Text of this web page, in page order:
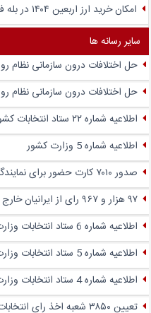
امکان خرید ارز اربعین ۱۴۰۴ در بله فراهم است
سایر رسانه ها
حل اختلافات درون سازمانی نظام
حل اختلافات درون سازمانی نظام
اطلاعیه شماره ۲۲ ستاد انتخابات کشور - تمدید اخذ رای تا ساعت ۲۲
اطلاعیه شماره 5 وزارت کشور
صدور ۷۰۱۰ کارت حضور برای نمایندگان نامزدها در شعب اخذ رای تهران
۹۷ هزار و ۹۶۷ رای از ایرانیان خارج از کشور در مرحله اول انتخابات اخذ شد
اطلاعیه شماره 6 ستاد انتخابات وزارت کشور اعلام شد
اطلاعیه شماره 5 ستاد انتخابات وزارت کشور اعلام شد
اطلاعیه شماره 4 ستاد انتخابات وزارت کشور اعلام شد
تعیین ۳۸۵۰ شعبه اخذ رای انتخابات ریاست جمهوری در پایتخت